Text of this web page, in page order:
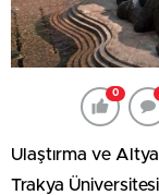
0
Ulaştırma ve
Trakya